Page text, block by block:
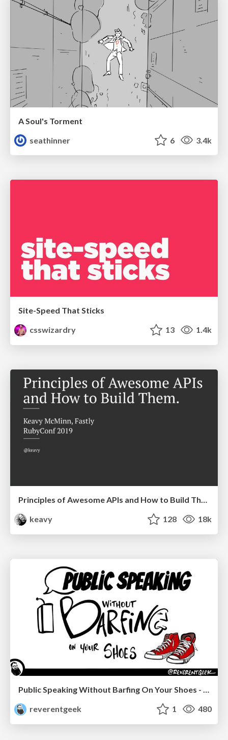
A Soul's Torment
seathinner
6 3.4k
Site-Speed That Sticks
csswizardry
13 1.4k
Principles of Awesome APIs and How to Build Them.
keavy
128 18k
reverentgeek
1 480